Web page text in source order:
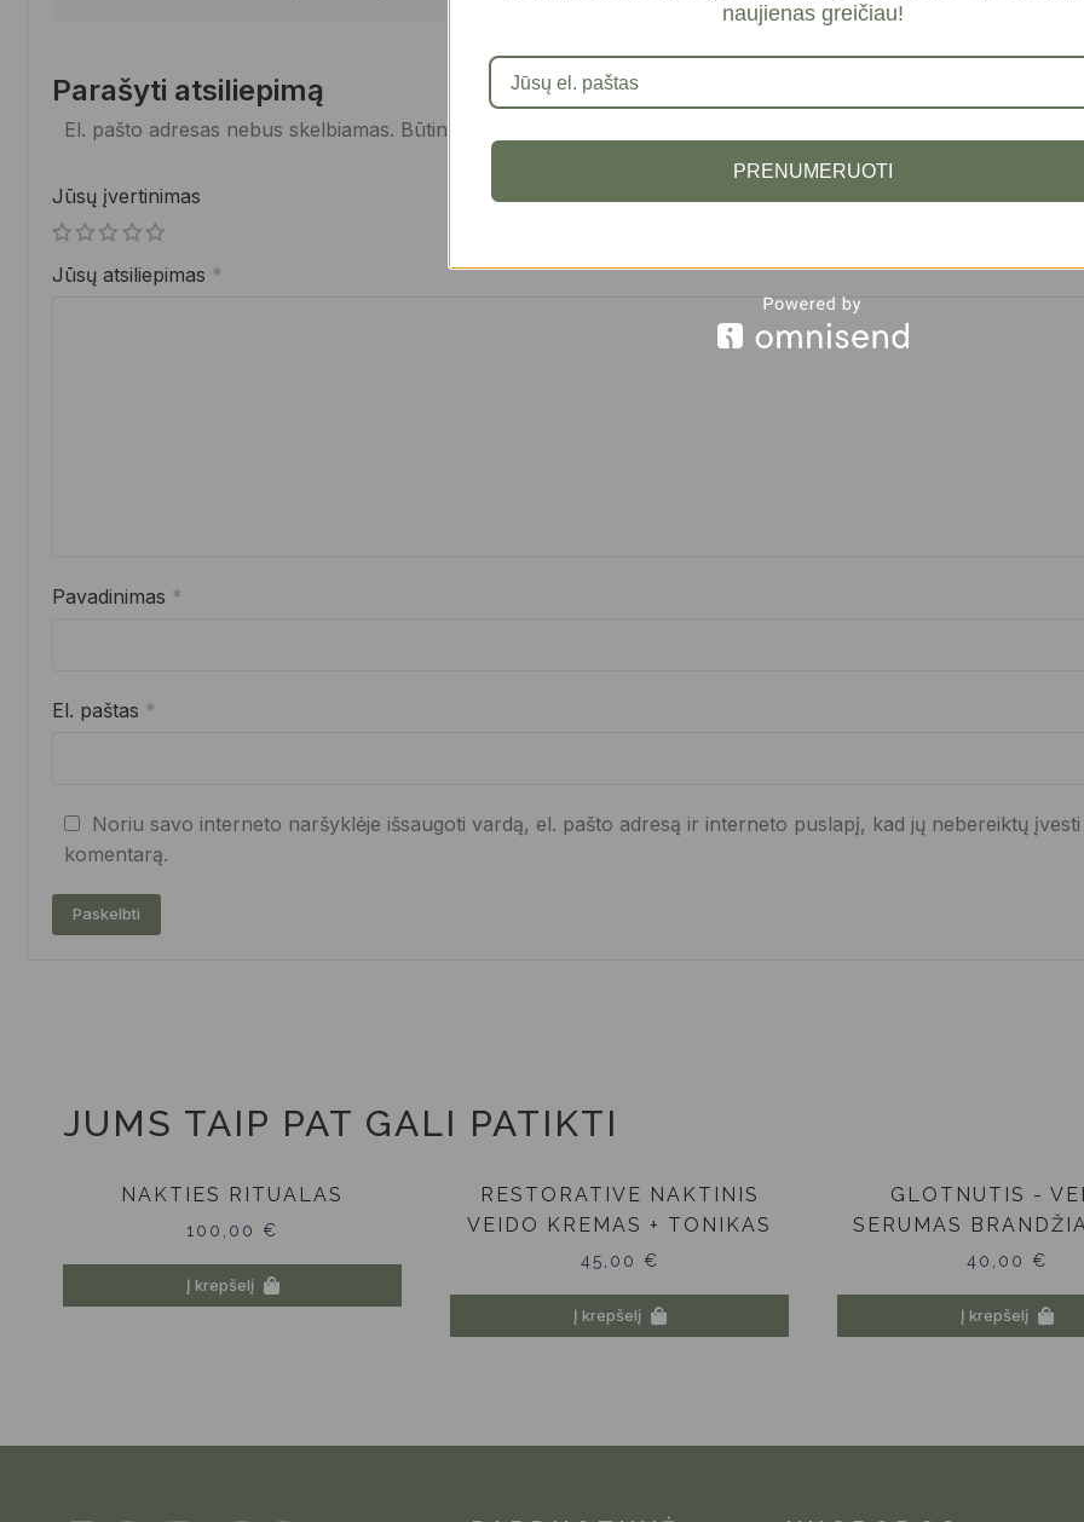
Parašyti atsiliepimą
El. pašto adresas nebus skelbiamas. Būtini laukeliai pažymėti
Jūsų įvertinimas
Jūsų atsiliepimas *
Pavadinimas *
El. paštas *
Noriu savo interneto naršyklėje išsaugoti vardą, el. pašto adresą ir interneto puslapį, kad jų nebereiktų
komentarą.
JUMS TAIP PAT GALI PATIKTI
NAKTIES RITUALAS
100,00 €
Į krepšelį
RESTORATIVE NAKTINIS
VEIDO KREMAS + TONIKAS
45,00 €
Į krepšelį
GLOTNUTIS -
SERUMAS
40,00 €
Į krepšelį
naujienas greičiau!
PRENUMERUOTI